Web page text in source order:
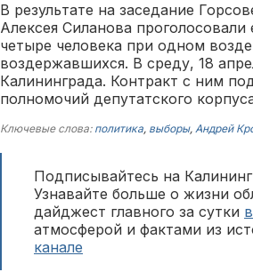
В результате на заседание
Алексея Силанова
четыре человека при одном
воздержавшихся. В среду, 18
Калининграда. Контракт с ним
полномочий депутатского
Ключевые слова: политика, выборы, Андрей
Подписывайтесь на
Узнавайте больше о жизни
дайджест главного за сутки
атмосферой и фактами из
канале